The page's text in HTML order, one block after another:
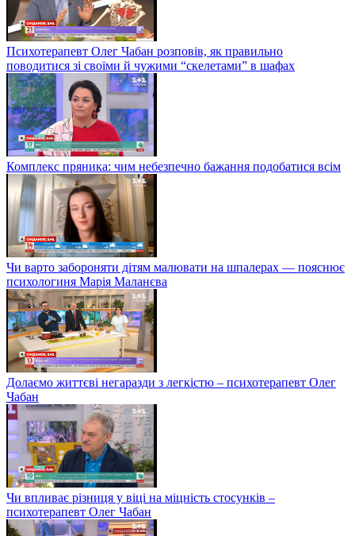
Психотерапевт Олег Чабан розповів, як правильно
поводитися зі своїми й чужими “скелетами” в шафах
Комплекс пряника: чим небезпечно бажання подобатися всім
Чи варто забороняти дітям малювати на шпалерах — пояснює
психологиня Марія Маланєва
Долаємо життєві негаразди з легкістю – психотерапевт Олег
Чабан
Чи впливає різниця у віці на міцність стосунків –
психотерапевт Олег Чабан